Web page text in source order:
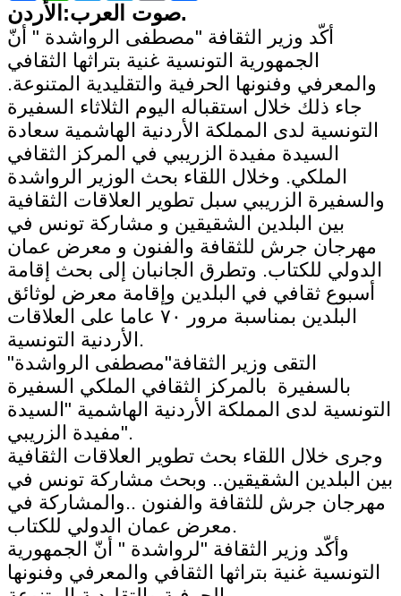
صوت العرب:الأردن.
أكّد وزير الثقافة "مصطفى الرواشدة " أنّ
الجمهورية التونسية غنية بتراثها الثقافي
والمعرفي وفنونها الحرفية والتقليدية المتنوعة.
جاء ذلك خلال استقباله اليوم الثلاثاء ‏السفيرة
التونسية لدى المملكة الأردنية الهاشمية سعادة
السيدة مفيدة الزريبي في المركز الثقافي
الملكي. وخلال اللقاء بحث الوزير الرواشدة
والسفيرة الزريبي سبل تطوير العلاقات الثقافية
بين البلدين الشقيقين و مشاركة تونس في
مهرجان جرش للثقافة والفنون و معرض عمان
الدولي للكتاب. وتطرق الجانبان إلى بحث إقامة
أسبوع ثقافي في البلدين وإقامة معرض لوثائق
البلدين بمناسبة مرور ٧٠ عاما على العلاقات
الأردنية التونسية.
التقى وزير الثقافة"مصطفى الرواشدة"
بالسفيرة بالمركز الثقافي الملكي السفيرة
التونسية لدى المملكة الأردنية الهاشمية "السيدة
مفيدة الزريبي".
وجرى خلال اللقاء بحث تطوير العلاقات الثقافية
بين البلدين الشقيقين.. وبحث مشاركة تونس في
مهرجان جرش للثقافة والفنون ..والمشاركة في
معرض عمان الدولي للكتاب.
وأكّد وزير الثقافة "لرواشدة " أنّ الجمهورية
التونسية غنية بتراثها الثقافي والمعرفي وفنونها